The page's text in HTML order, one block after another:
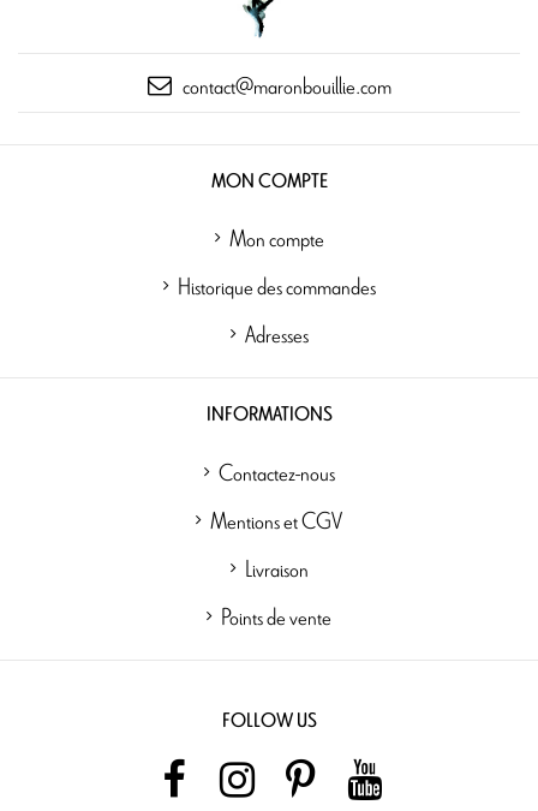
contact@maronbouillie.com
MON COMPTE
Mon compte
Historique des commandes
Adresses
INFORMATIONS
Contactez-nous
Mentions et CGV
Livraison
Points de vente
FOLLOW US